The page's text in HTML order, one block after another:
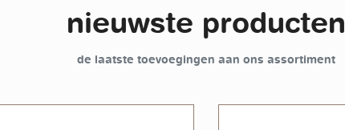
nieuwste producten
de laatste toevoegingen aan ons assortiment